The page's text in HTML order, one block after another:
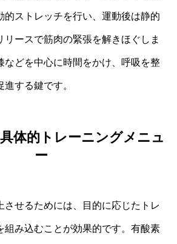
的ストレッチを行い、運動後は静的
リースで筋肉の緊張を解きほぐしま
などを中心に時間をかけ、呼吸を整
する鍵です。
体的トレーニングメニュ
ー
させるためには、目的に応じたトレ
組み込むことが効果的です。有酸素